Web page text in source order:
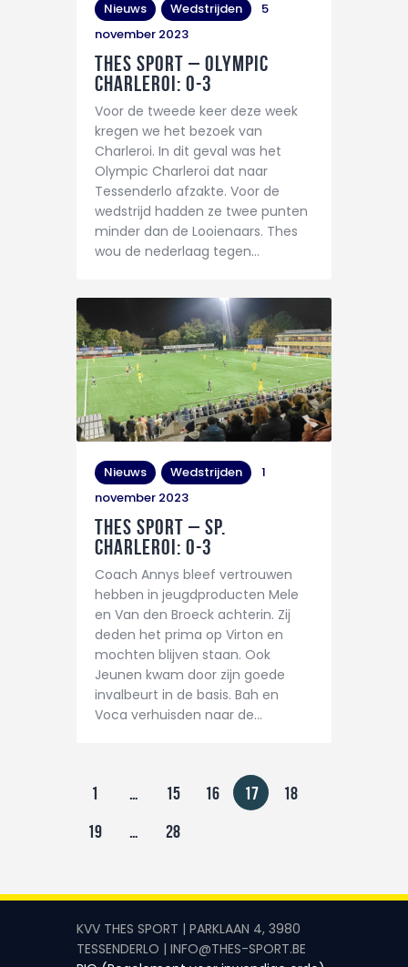
Nieuws Wedstrijden
5
november 2023
THES Sport – Olympic
Charleroi: 0-3
Voor de tweede keer deze week
kregen we het bezoek van
Charleroi. In dit geval was het
Olympic Charleroi dat naar
Tessenderlo afzakte. Voor de
wedstrijd hadden ze twee punten
minder dan de Looienaars. Thes
wou de nederlaag tegen…
Nieuws Wedstrijden
1
november 2023
THES Sport – Sp.
Charleroi: 0-3
Coach Annys bleef vertrouwen
hebben in jeugdproducten Mele
en Van den Broeck achterin. Zij
deden het prima op Virton en
mochten blijven staan. Ook
Jeunen kwam door zijn goede
invalbeurt in de basis. Bah en
Voca verhuisden naar de…
1 … 15 16 17
18
19
… 28
KVV THES SPORT | PARKLAAN 4, 3980
TESSENDERLO | INFO@THES-SPORT.BE